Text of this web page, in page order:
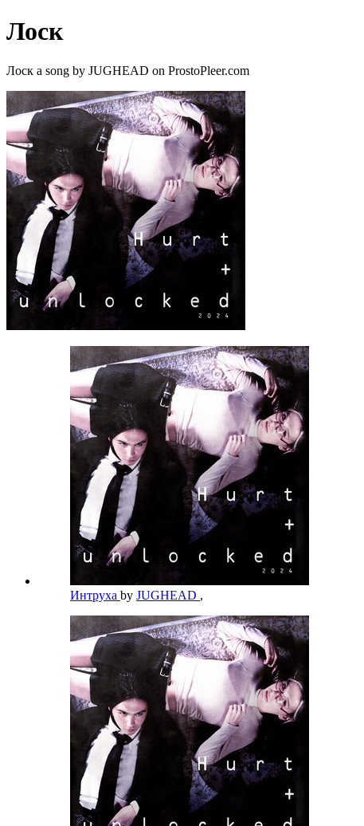
Лоск
Лоск a song by JUGHEAD on ProstoPleer.com
Интруха by JUGHEAD ,